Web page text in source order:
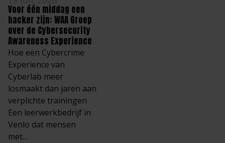
Voor één middag een
hacker zijn: WAA Groep
over de Cybersecurity
Awareness Experience
Hoe een Cybercrime
Experience van
Cyberlab meer
losmaakt dan jaren aan
verplichte trainingen
Een leerwerkbedrijf in
Venlo dat mensen
met…